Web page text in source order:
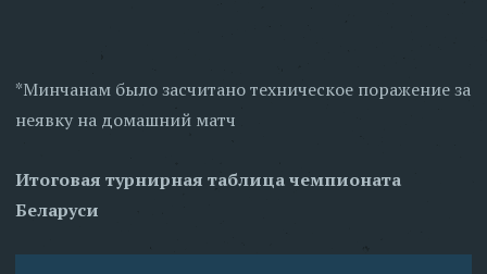
*Минчанам было засчитано техническое поражение за
неявку на домашний матч
Итоговая турнирная таблица чемпионата
Беларуси